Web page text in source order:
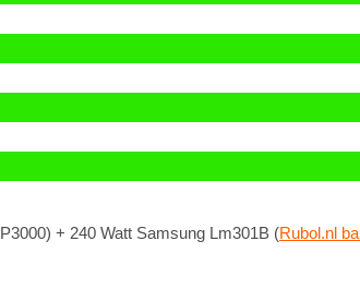
+ 240 Watt Samsung Lm301B (Rubol.nl